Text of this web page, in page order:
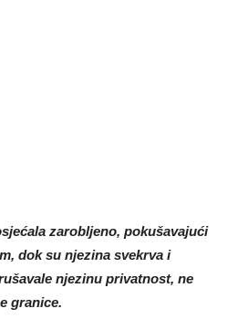
zarobljeno, pokušavajući
dok su njezina svekrva i
njezinu privatnost, ne
granice.